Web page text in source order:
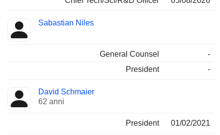
Sabastian Niles
General Counsel
-
President
-
David Schmaier
62 anni
President 01/02/2021